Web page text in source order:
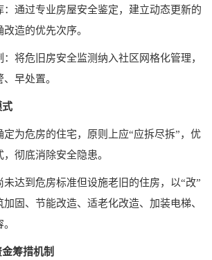
：通过专业房屋安全鉴定，建立动态更新的
造的优先次序。
将危旧房安全监测纳入社区网格化管理，
早处置。
式
定为危房的住宅，原则上应“应拆尽拆”，优
彻底消除安全隐患。
未达到危房标准但设施老旧的住房，以“改”
固、节能改造、适老化改造、加装电梯、
筹措机制